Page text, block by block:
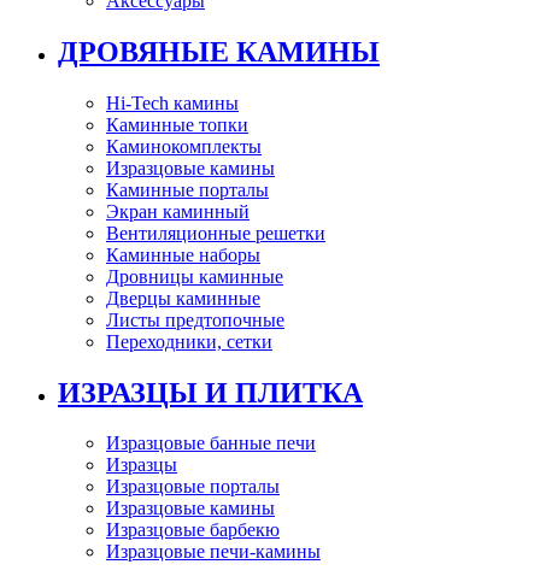
ДРОВЯНЫЕ КАМИНЫ
Hi-Tech камины
Каминные топки
Каминокомплекты
Изразцовые камины
Каминные порталы
Экран каминный
Вентиляционные решетки
Каминные наборы
Дровницы каминные
Дверцы каминные
Листы предтопочные
Переходники, сетки
ИЗРАЗЦЫ И ПЛИТКА
Изразцовые банные печи
Изразцы
Изразцовые порталы
Изразцовые камины
Изразцовые барбекю
Изразцовые печи-камины